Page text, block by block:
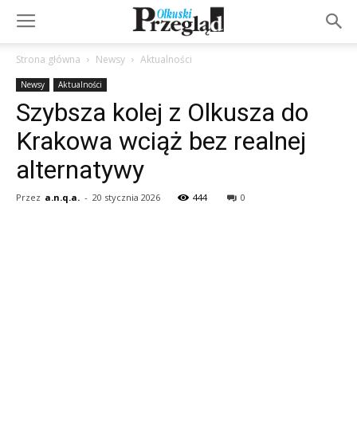
Strona główna Newsy Aktualności
Newsy Aktualności
Szybsza kolej z Olkusza do
Krakowa wciąż bez realnej
alternatywy
Przez a.n.q.a. - 20 stycznia 2026 444 0